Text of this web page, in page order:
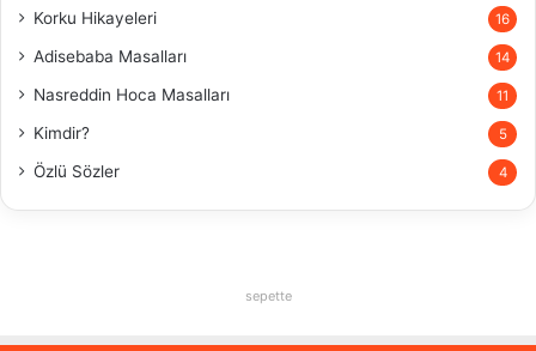
Korku Hikayeleri 16
Adisebaba Masalları 14
Nasreddin Hoca Masalları 11
Kimdir? 5
Özlü Sözler 4
sepette